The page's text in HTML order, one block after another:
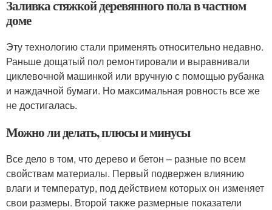
Заливка стяжкой деревянного пола в частном
доме
Эту технологию стали применять относительно недавно.
Раньше дощатый пол ремонтировали и выравнивали
циклевочной машинкой или вручную с помощью рубанка
и наждачной бумаги. Но максимальная ровность все же
не достигалась.
Можно ли делать, плюсы и минусы
Все дело в том, что дерево и бетон – разные по всем
свойствам материалы. Первый подвержен влиянию
влаги и температур, под действием которых он изменяет
свои размеры. Второй также размерные показатели